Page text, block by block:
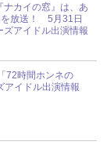
ナカイの窓』は、あ
を放送！ 5月31日
ズアイドル出演情報
72時間ホンネの
イドル出演情報